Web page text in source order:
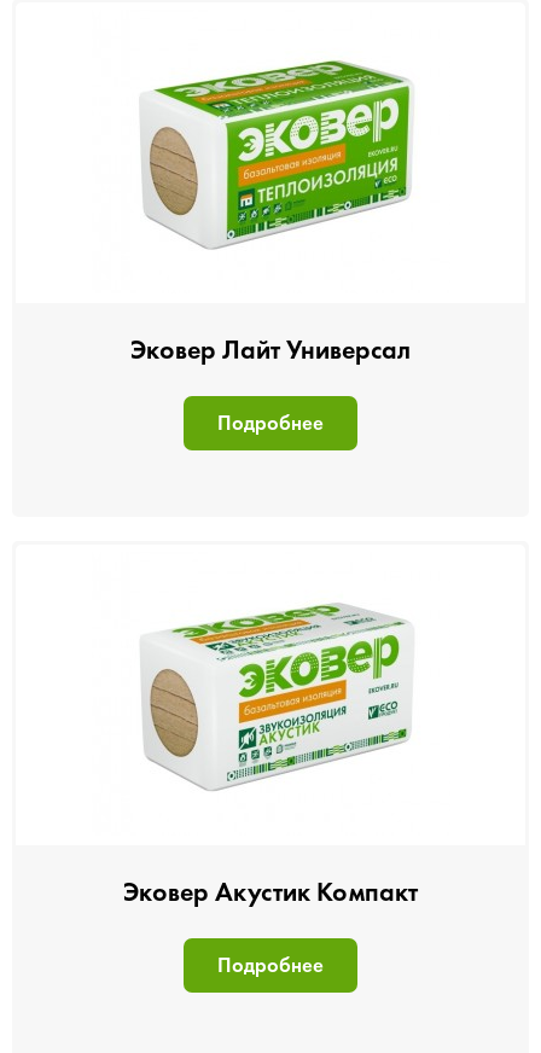
Эковер Лайт Универсал
Подробнее
Эковер Акустик Компакт
Подробнее